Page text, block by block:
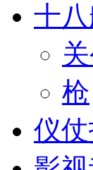
十
枪
仪